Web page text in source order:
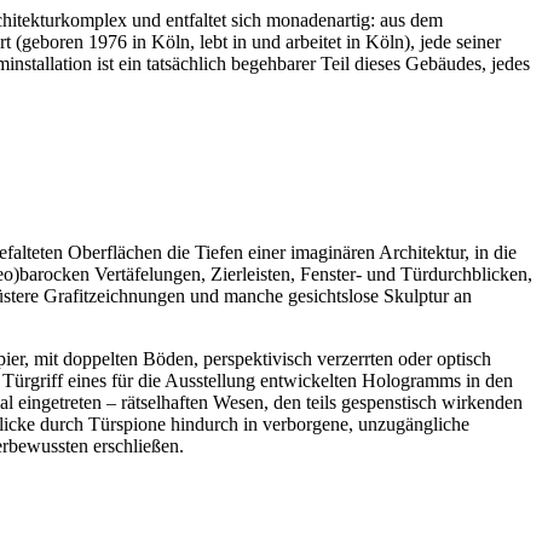
und entfaltet sich monadenartig: aus dem
(geboren 1976 in Köln, lebt in und arbeitet in Köln), jede seiner
ist ein tatsächlich begehbarer Teil dieses Gebäudes, jedes
Oberflächen die Tiefen einer imaginären Architektur, in die
Vertäfelungen, Zierleisten, Fenster- und Türdurchblicken,
Grafitzeichnungen und manche gesichtslose Skulptur an
mit doppelten Böden, perspektivisch verzerrten oder optisch
eines für die Ausstellung entwickelten Hologramms in den
– rätselhaften Wesen, den teils gespenstisch wirkenden
durch Türspione hindurch in verborgene, unzugängliche
erschließen.